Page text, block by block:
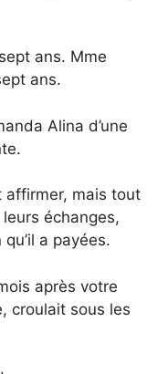
ans. Mme
ans.
Alina d’une
mais tout
échanges,
a payées.
après votre
croulait sous les